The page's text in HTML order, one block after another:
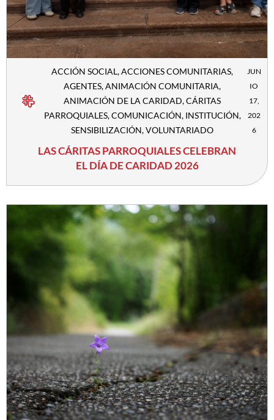
ACCIÓN SOCIAL,ACCIONES COMUNITARIAS,
AGENTES,ANIMACIÓN COMUNITARIA,
ANIMACIÓN DE LA CARIDAD,CÁRITAS
PARROQUIALES,COMUNICACIÓN, INSTITUCIÓN,
SENSIBILIZACIÓN,VOLUNTARIADO
JUN
IO
17,
202
6
LAS CÁRITAS PARROQUIALES CELEBRAN
EL DÍA DE CARIDAD 2026